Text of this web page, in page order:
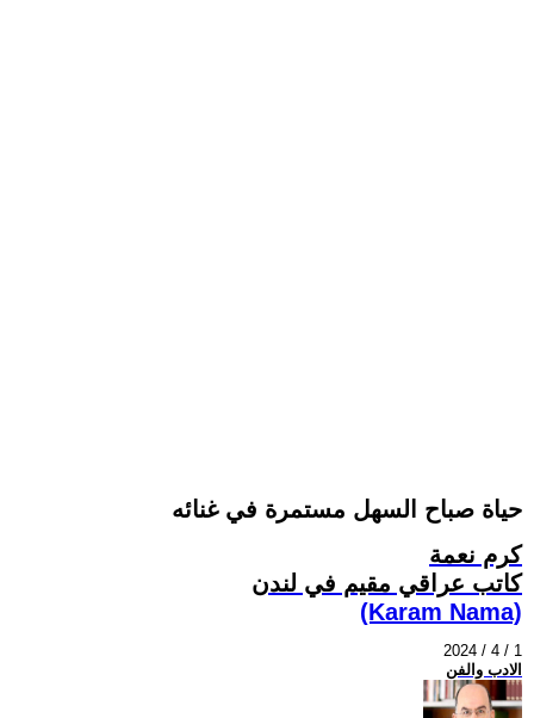
حياة صباح السهل مستمرة في غنائه
كرم نعمة
كاتب عراقي مقيم في لندن
(Karam Nama)
2024 / 4 / 1
الادب والفن